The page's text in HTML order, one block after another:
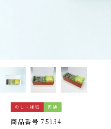
のし・掛紙 包装
商品番号 75134